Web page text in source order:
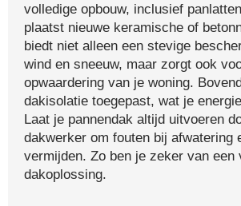
volledige opbouw, inclusief
plaatst nieuwe keramische of
biedt niet alleen een stevige
wind en sneeuw, maar zorgt ook
opwaardering van je woning.
dakisolatie toegepast, wat je
Laat je pannendak altijd uitvoeren
dakwerker om fouten bij afwatering
vermijden. Zo ben je zeker van een
dakoplossing.